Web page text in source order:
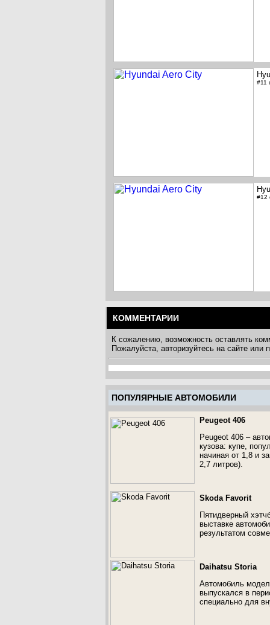
#11
#12
КОММЕНТАРИИ
К сожалению, возможность оставлять
Пожалуйста, авторизуйтесь на сайте
ПОПУЛЯРНЫЕ АВТОМОБИЛИ
Peugeot 406
Peugeot 406 –
кузова: купе,
начиная от 1,8 и
2,7 литров).
Skoda Favorit
Пятидверный
выставке
результатом
Daihatsu Storia
Автомобиль
выпускался в
специально для